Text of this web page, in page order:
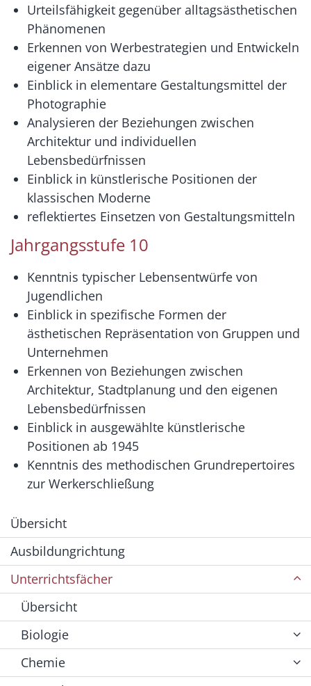
Urteilsfähigkeit gegenüber alltagsästhetischen
Phänomenen
Erkennen von Werbestrategien und Entwickeln
eigener Ansätze dazu
Einblick in elementare Gestaltungsmittel der
Photographie
Analysieren der Beziehungen zwischen
Architektur und individuellen
Lebensbedürfnissen
Einblick in künstlerische Positionen der
klassischen Moderne
reflektiertes Einsetzen von Gestaltungsmitteln
Jahrgangsstufe 10
Kenntnis typischer Lebensentwürfe von
Jugendlichen
Einblick in spezifische Formen der
ästhetischen Repräsentation von Gruppen und
Unternehmen
Erkennen von Beziehungen zwischen
Architektur, Stadtplanung und den eigenen
Lebensbedürfnissen
Einblick in ausgewählte künstlerische
Positionen ab 1945
Kenntnis des methodischen Grundrepertoires
zur Werkerschließung
Übersicht
Ausbildungrichtung
Unterrichtsfächer
Übersicht
Biologie
Chemie